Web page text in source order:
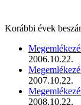
Korábbi évek
2006.10.22.
2007.10.22.
2008.10.22.